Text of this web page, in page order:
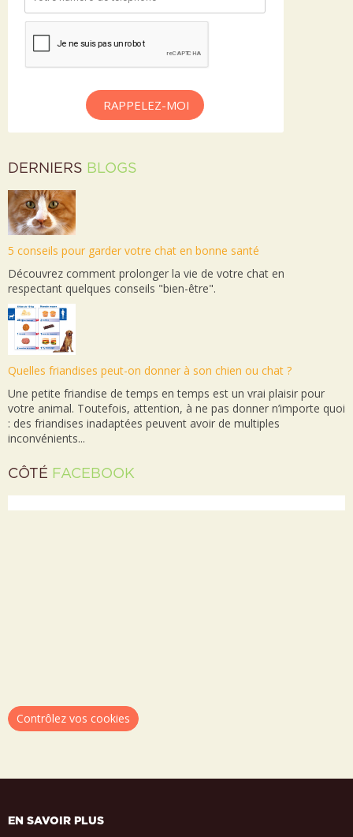
RAPPELEZ-MOI
DERNIERS BLOGS
5 conseils pour garder votre chat en bonne santé
Découvrez comment prolonger la vie de votre chat en
respectant quelques conseils "bien-être".
Quelles friandises peut-on donner à son chien ou chat ?
Une petite friandise de temps en temps est un vrai plaisir pour
votre animal. Toutefois, attention, à ne pas donner n’importe quoi
: des friandises inadaptées peuvent avoir de multiples
inconvénients...
CÔTÉ FACEBOOK
Contrôlez vos cookies
EN SAVOIR PLUS